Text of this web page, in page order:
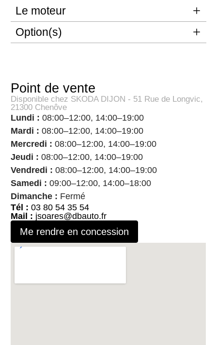
Le moteur
Option(s)
Point de vente
Disponible chez SKODA DIJON - 51 Rue de Longvic,
21300 Chenôve
Lundi : 08:00–12:00, 14:00–19:00
Mardi : 08:00–12:00, 14:00–19:00
Mercredi : 08:00–12:00, 14:00–19:00
Jeudi : 08:00–12:00, 14:00–19:00
Vendredi : 08:00–12:00, 14:00–19:00
Samedi : 09:00–12:00, 14:00–18:00
Dimanche : Fermé
Tél : 03 80 54 35 54
Mail : jsoares@dbauto.fr
Me rendre en concession